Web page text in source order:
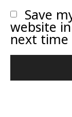
Save
website
next